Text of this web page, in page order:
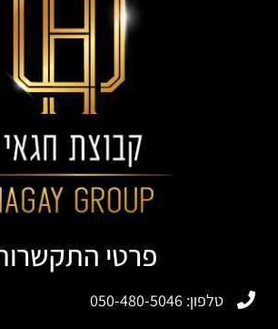
פרטי התקשרות
טלפון: 050-480-5046